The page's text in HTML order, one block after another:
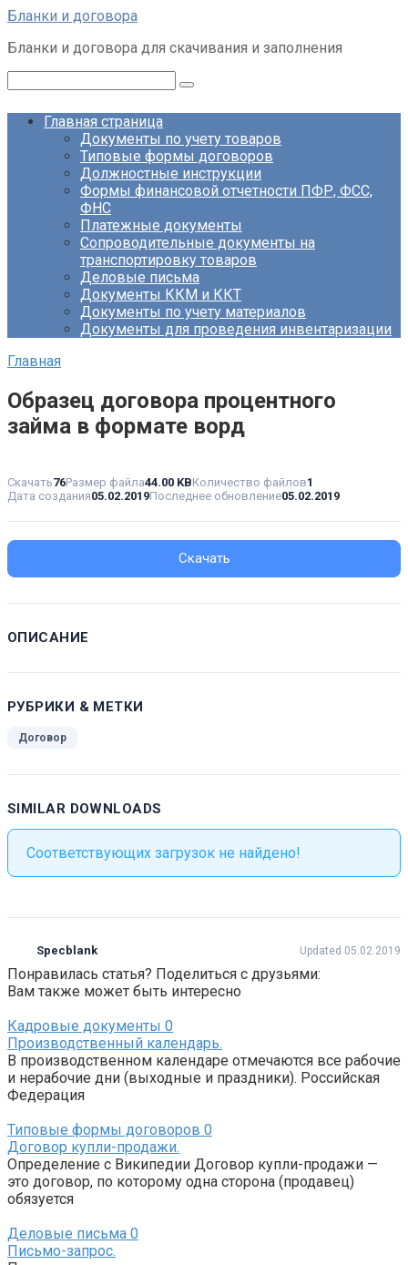
Перейти
контенту
Бланки и договора
Бланки и договора для скачивания и заполнения
Главная страница
Документы по учету товаров
Типовые формы договоров
Должностные инструкции
Формы финансовой отчетности ПФР, ФСС,
ФНС
Платежные документы
Сопроводительные документы на
транспортировку товаров
Деловые письма
Документы ККМ и ККТ
Документы по учету материалов
Документы для проведения инвентаризации
Главная
Образец договора процентного
займа в формате ворд
Скачать76Размер файла44.00 KBКоличество файлов1
Дата создания05.02.2019Последнее обновление05.02.2019
Скачать
ОПИСАНИЕ
РУБРИКИ & МЕТКИ
Договор
SIMILAR DOWNLOADS
Соответствующих загрузок не найдено!
Specblank Updated 05.02.2019
Понравилась статья? Поделиться с друзьями:
Вам также может быть интересно
Кадровые документы 0
Производственный календарь.
В производственном календаре отмечаются все рабочие
и нерабочие дни (выходные и праздники). Российская
Федерация
Типовые формы договоров 0
Договор купли-продажи.
Определение с Википедии Договор купли-продажи —
это договор, по которому одна сторона (продавец)
обязуется
Деловые письма 0
Письмо-запрос.